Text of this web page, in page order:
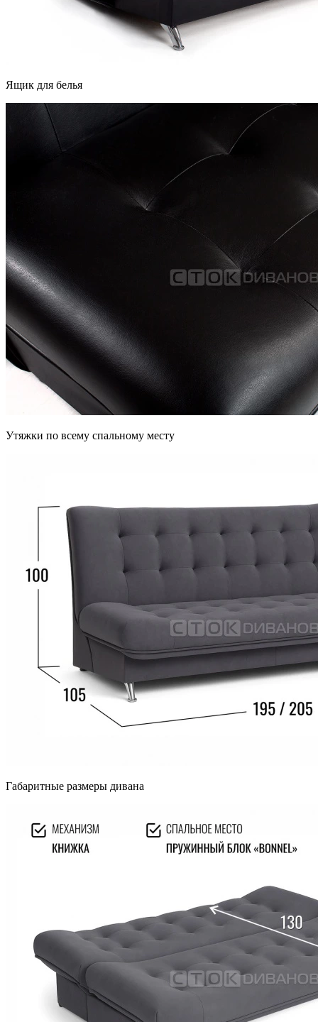
Ящик для белья
Утяжки по всему спальному месту
Габаритные размеры дивана